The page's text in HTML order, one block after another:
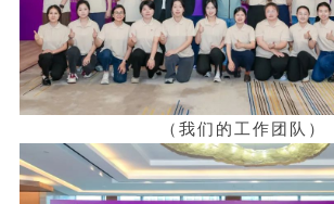
（我们的工作团队）